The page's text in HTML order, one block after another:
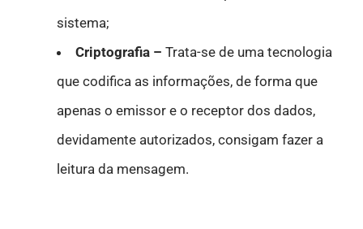
sistema;
Criptografia – Trata-se de uma tecnologia
que codifica as informações, de forma que
apenas o emissor e o receptor dos dados,
devidamente autorizados, consigam fazer a
leitura da mensagem.